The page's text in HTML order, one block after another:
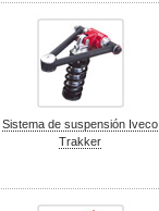
Sistema de suspensión Iveco
Trakker